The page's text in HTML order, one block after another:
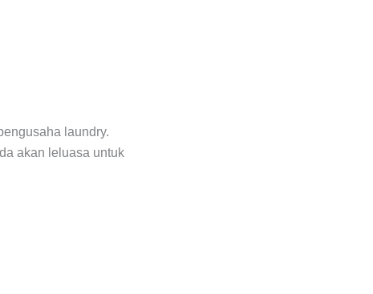
laundry.
akan leluasa untuk